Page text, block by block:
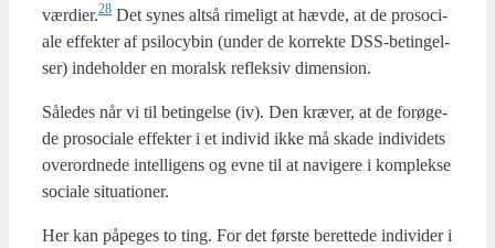
værdier.28 Det synes alt­så rime­ligt at hæv­de, at de pro­so­ci­
a­le effek­ter af psi­lo­cy­bin (under de kor­rek­te DSS-betin­gel­
ser) inde­hol­der en moralsk reflek­siv dimen­sion.
Såle­des når vi til betin­gel­se (iv). Den kræ­ver, at de for­ø­ge­
de pro­so­ci­a­le effek­ter i et indi­vid ikke må ska­de indi­vi­dets
over­ord­ne­de intel­li­gens og evne til at navi­ge­re i kom­plek­se
soci­a­le situ­a­tio­ner.
Her kan påpe­ges to ting. For det før­ste beret­te­de indi­vi­der i